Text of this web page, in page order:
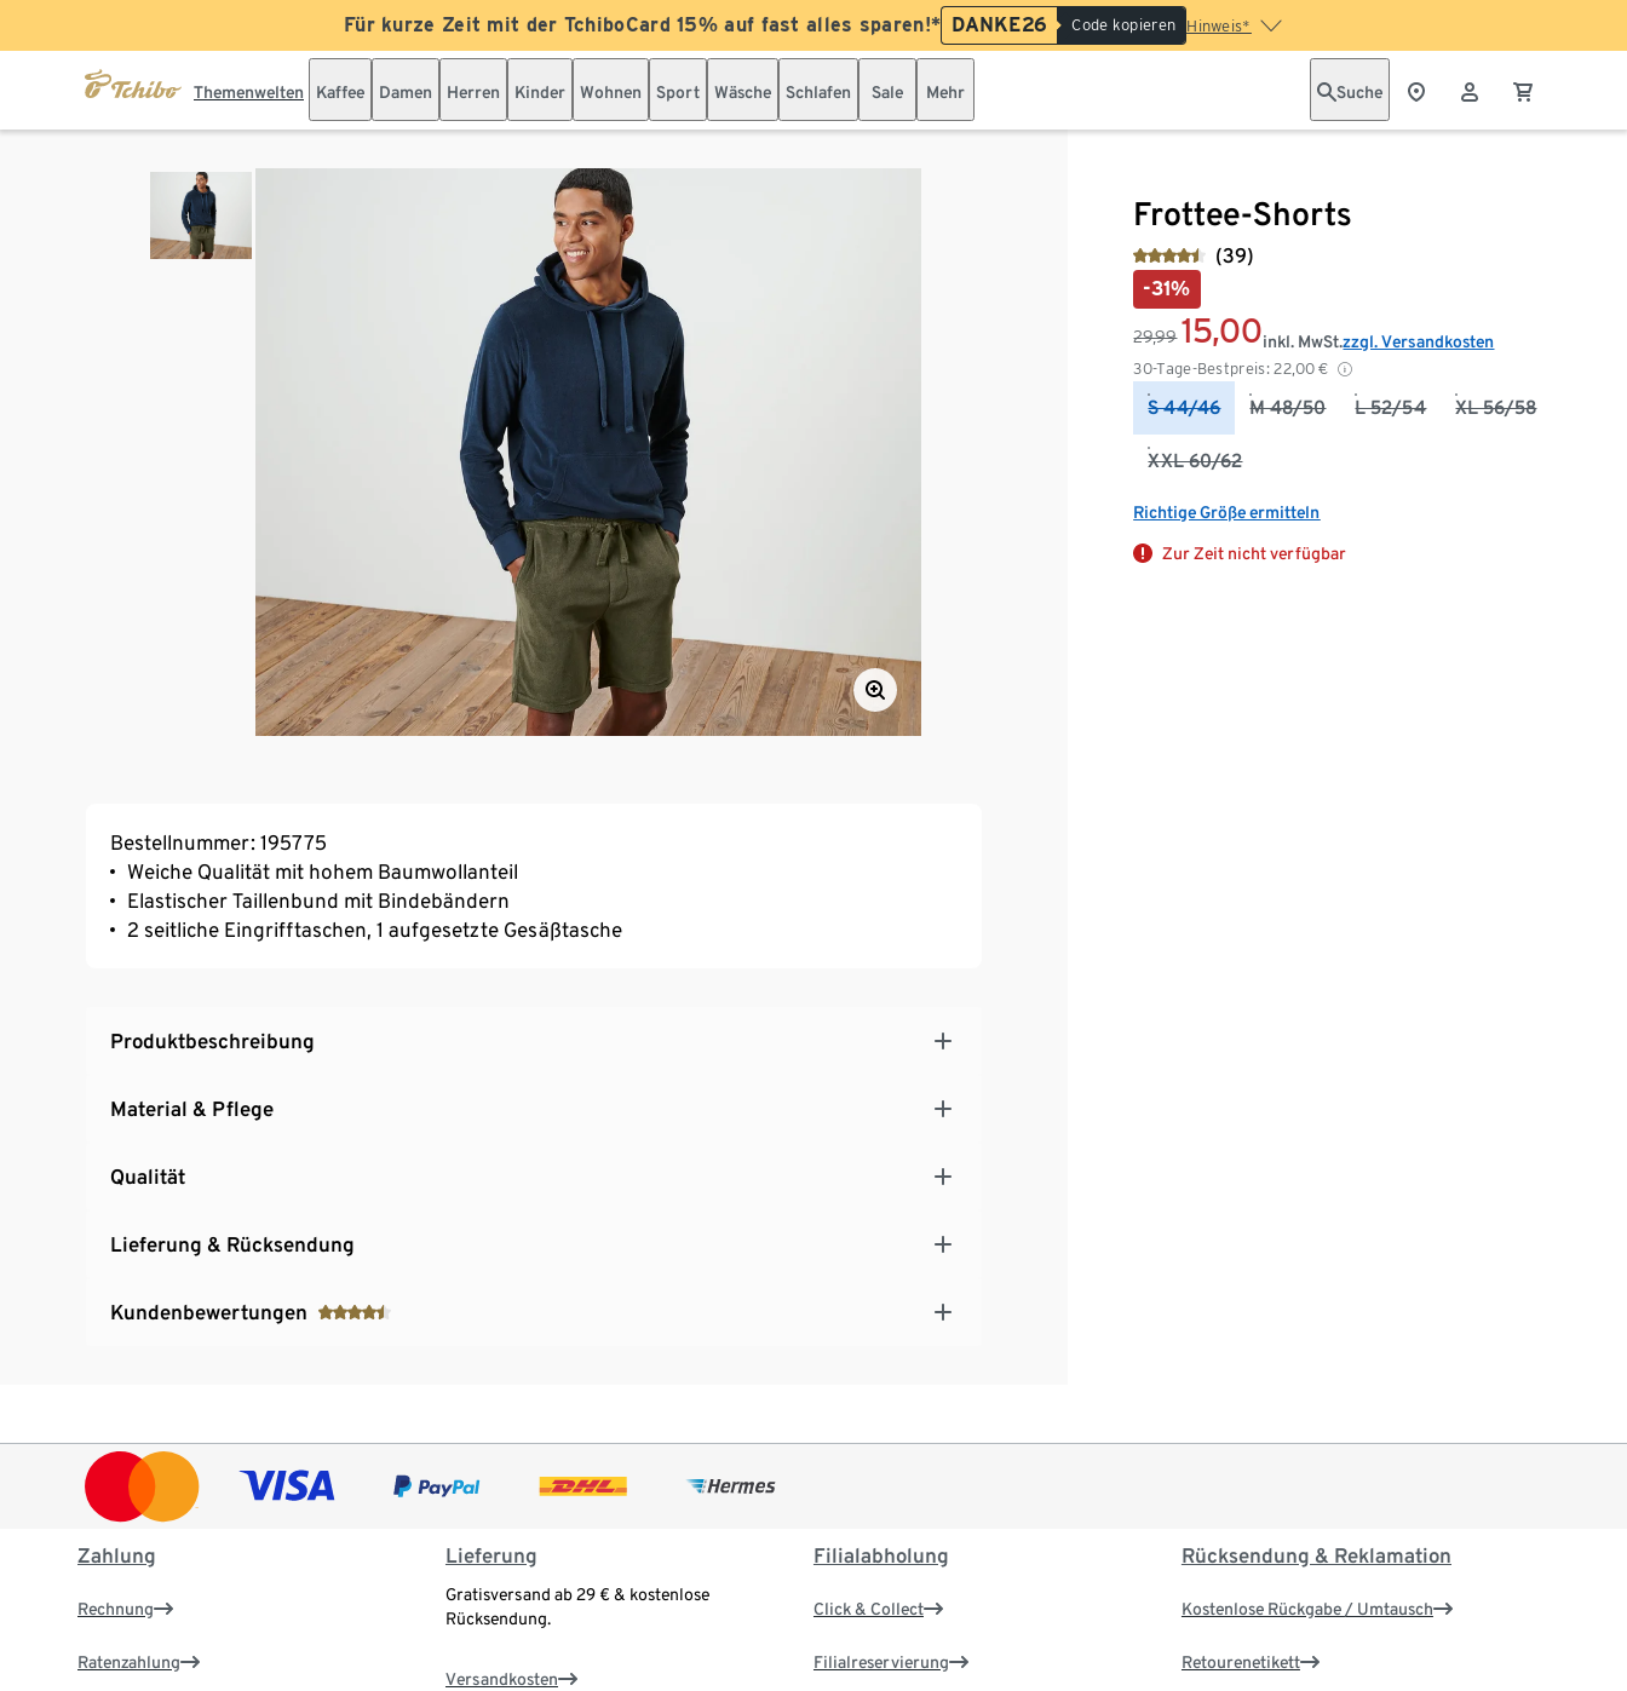
Für kurze Zeit mit der TchiboCard 15% auf fast alles sparen!* DANKE26 Code kopieren Hinweis*
Themenwelten Kaffee Damen Herren Kinder Wohnen Sport Wäsche Schlafen Sale Mehr Suche
Frottee-Shorts
(39)
-31%
29,99 15,00
30-Tage-Bestpreis: 22,00 €
inkl. MwSt.zzgl. Versandkosten
S 44/46 M 48/50 L 52/54 XL 56/58
XXL 60/62
Richtige Größe ermitteln
Zur Zeit nicht verfügbar
Bestellnummer: 195775
Weiche Qualität mit hohem Baumwollanteil
Elastischer Taillenbund mit Bindebändern
2 seitliche Eingrifftaschen, 1 aufgesetzte Gesäßtasche
Produktbeschreibung
Material & Pflege
Qualität
Lieferung & Rücksendung
Kundenbewertungen
Zahlung
Rechnung
Ratenzahlung
Lieferung
Gratisversand ab 29 € & kostenlose
Rücksendung.
Versandkosten
Filialabholung
Click & Collect
Filialreservierung
Rücksendung & Reklamation
Kostenlose Rückgabe / Umtausch
Retourenetikett